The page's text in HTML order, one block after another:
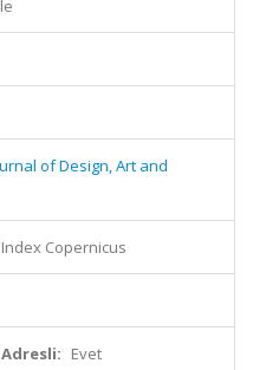
of Design, Art and
Index Copernicus
Evet